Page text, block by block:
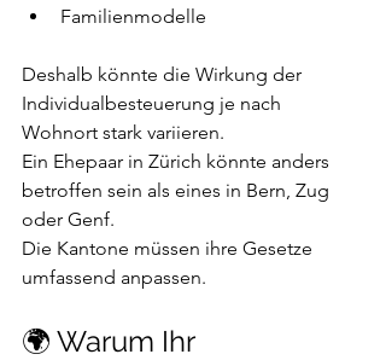
Familienmodelle
Deshalb könnte die Wirkung der
Individualbesteuerung je nach
Wohnort stark variieren.
Ein Ehepaar in Zürich könnte anders
betroffen sein als eines in Bern, Zug
oder Genf.
Die Kantone müssen ihre Gesetze
umfassend anpassen.
🌍 Warum Ihr